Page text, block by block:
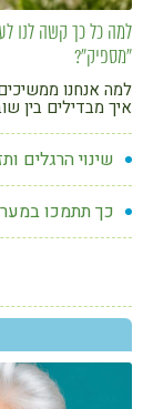
למה כל כך קשה לנו
"מספיק"?
למה אנחנו
איך מבדילים בין
שינוי הרגלים
כך תתמכו